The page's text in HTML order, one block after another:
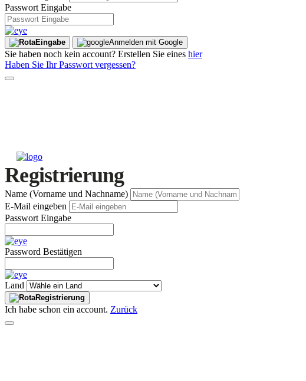
Passwort Eingabe
Eingabe Anmelden mit Google
Sie haben noch kein account? Erstellen Sie eines hier
Haben Sie Ihr Passwort vergessen?
Registrierung
Name (Vorname und Nachname)
E-Mail eingeben
Passwort Eingabe
Password Bestätigen
Land
Registrierung
Ich habe schon ein account. Zurück